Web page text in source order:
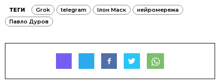
ТЕГИ Grok telegram Ілон Маск
нейромережа
Павло Дуров